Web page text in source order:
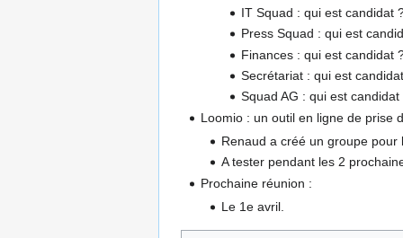
IT Squad : qui est candidat
Press Squad : qui est
Finances : qui est candidat
Secrétariat : qui est
Squad AG : qui est candidat
Loomio : un outil en ligne de prise
Renaud a créé un groupe
A tester pendant les 2
Prochaine réunion :
Le 1e avril.